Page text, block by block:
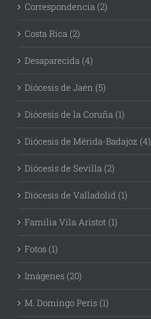
Correspondencia (2)
Costa Rica (2)
Desaparecida (4)
Diócesis de Jaén (5)
Diócesis de la Coruña (1)
Diócesis de Mérida-Badajoz (4)
Diócesis de Sevilla (2)
Diócesis de Valladolid (1)
Familia Vila Aristot (1)
Fotos (1)
Imágenes (20)
M. Domingo Peris (1)